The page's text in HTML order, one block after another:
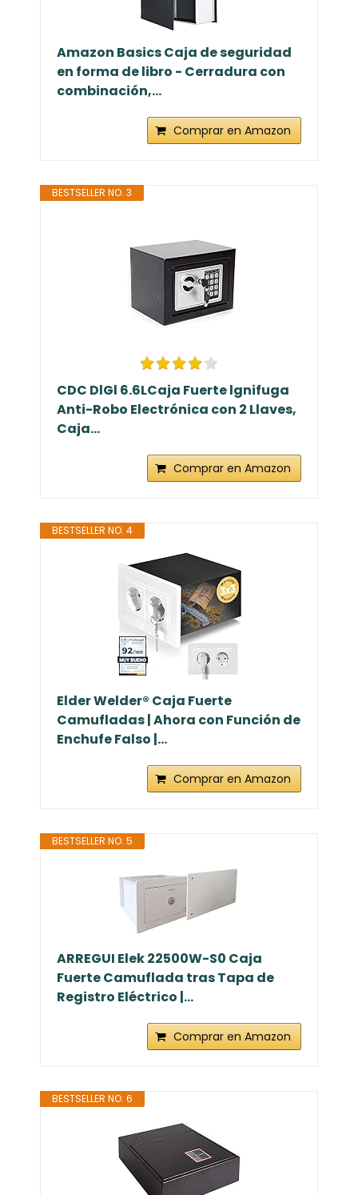
Amazon Basics Caja de seguridad
en forma de libro - Cerradura con
combinación,...
Comprar en Amazon
BESTSELLER NO. 3
CDC DlGl 6.6LCaja Fuerte lgnifuga
Anti-Robo Electrónica con 2 Llaves,
Caja...
Comprar en Amazon
BESTSELLER NO. 4
Elder Welder® Caja Fuerte
Camufladas | Ahora con Función de
Enchufe Falso |...
Comprar en Amazon
BESTSELLER NO. 5
ARREGUI Elek 22500W-S0 Caja
Fuerte Camuflada tras Tapa de
Registro Eléctrico |...
Comprar en Amazon
BESTSELLER NO. 6